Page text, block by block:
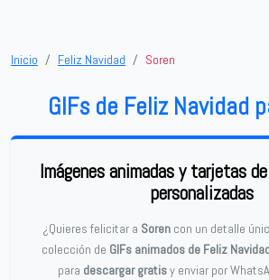
Inicio Feliz Navidad Soren
GIFs de Feliz Navidad
Imágenes animadas y tarjetas
personalizadas
¿Quieres felicitar a Sorencon un detalle
colección de GIFs animados de Feliz
para descargar gratisy enviar por